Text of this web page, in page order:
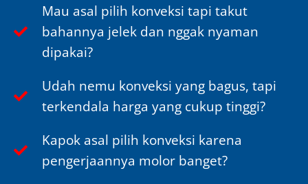
Mau asal pilih konveksi tapi takut
bahannya jelek dan nggak nyaman
dipakai?
Udah nemu konveksi yang bagus, tapi
terkendala harga yang cukup tinggi?
Kapok asal pilih konveksi karena
pengerjaannya molor banget?